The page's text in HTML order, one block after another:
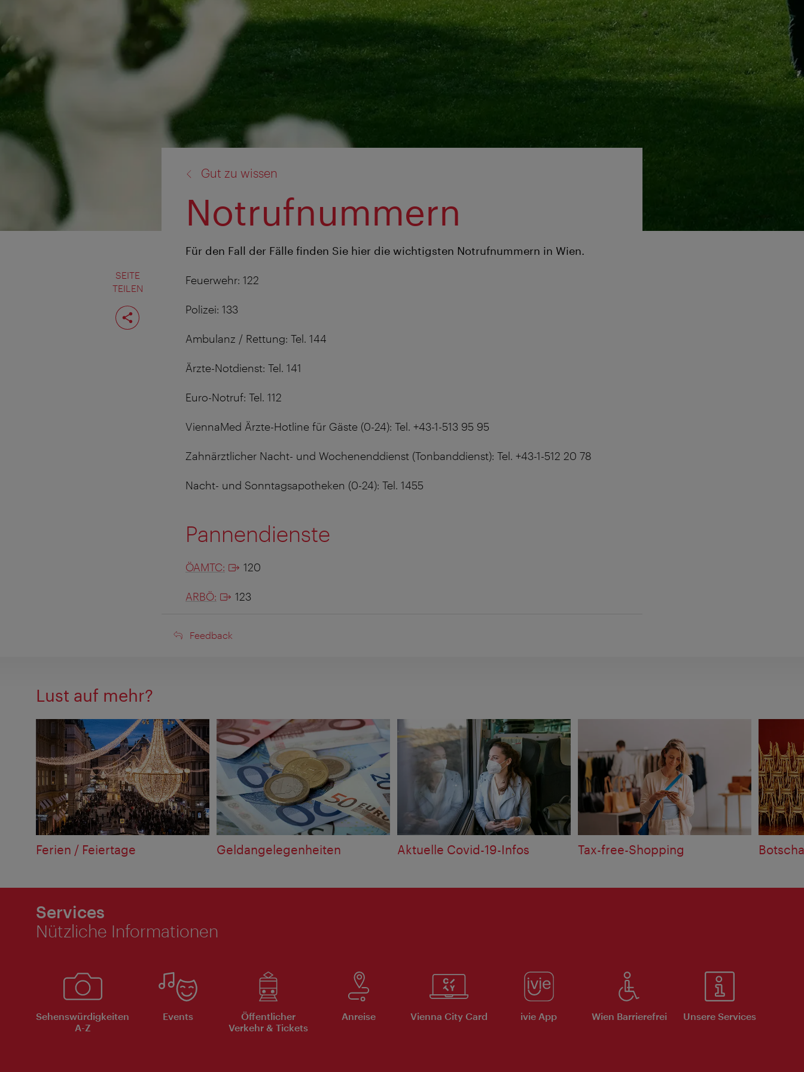
SEITE
TEILEN
Seite
teilen
Gut zu wissen
Notrufnummern
Für den Fall der Fälle finden Sie hier die wichtigsten Notrufnummern in Wien.
Feuerwehr: 122
Polizei: 133
Ambulanz / Rettung: Tel. 144
Ärzte-Notdienst: Tel. 141
Euro-Notruf: Tel. 112
ViennaMed Ärzte-Hotline für Gäste (0-24): Tel. +43-1-513 95 95
Zahnärztlicher Nacht- und Wochenenddienst (Tonbanddienst): Tel. +43-1-512 20 78
Nacht- und Sonntagsapotheken (0-24): Tel. 1455
Pannendienste
ÖAMTC: 120
ARBÖ: 123
Feedback
Feedback
Lust auf mehr?
Ferien / Feiertage Geldangelegenheiten Aktuelle Covid-19-Infos Tax-free-Shopping
Services
Nützliche Informationen
Sehenswürdigkeiten
A-Z
Events
Öffentlicher
Verkehr & Tickets
Anreise Vienna City Card ivie App Wien Barrierefrei Unsere Services